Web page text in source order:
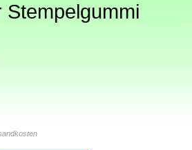
Stempelgummi